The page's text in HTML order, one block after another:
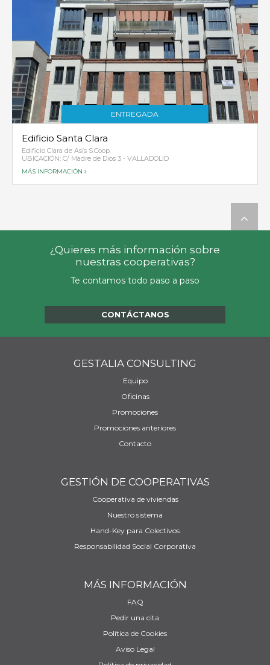
ENTREGADA
Edificio Santa Clara
Edificio Clara de Asís S.Coop.
UBICACIÓN: C/ Madre de Dios 3 - VALLADOLID
MÁS INFORMACIÓN

¿Quieres más información sobre
nuestras cooperativas?
Te contamos todo paso a paso
CONTÁCTANOS
GESTALIA CONSULTING
Equipo
Oficinas
Promociones
Promociones anteriores
Contacto
GESTIÓN DE COOPERATIVAS
Cooperativa de viviendas
Nuestro sistema
Hand-Key para Colectivos
Responsabilidad Social Corporativa
MÁS INFORMACIÓN
FAQ
Pedir una cita
Política de Cookies
Aviso Legal